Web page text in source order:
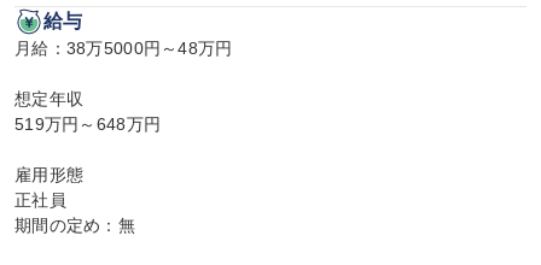
給与
月給：38万5000円～48万円
想定年収
519万円～648万円
雇用形態
正社員
期間の定め：無